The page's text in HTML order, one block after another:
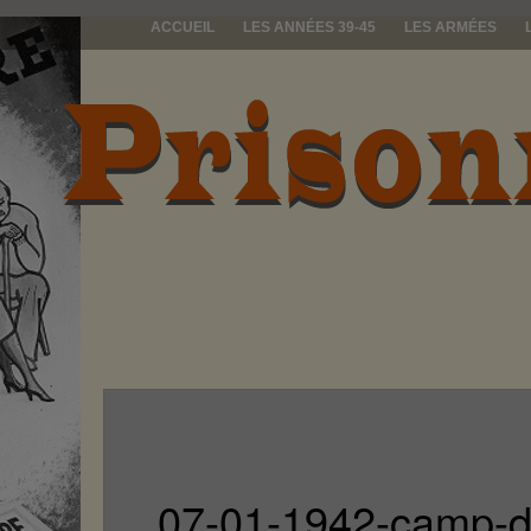
ACCUEIL LES ANNÉES 39-45 LES ARMÉES
prisonniers